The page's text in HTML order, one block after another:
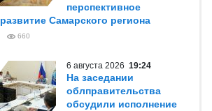
перспективное
развитие Самарского региона
660
6 августа 2026 19:24
На заседании
облправительства
обсудили исполнение